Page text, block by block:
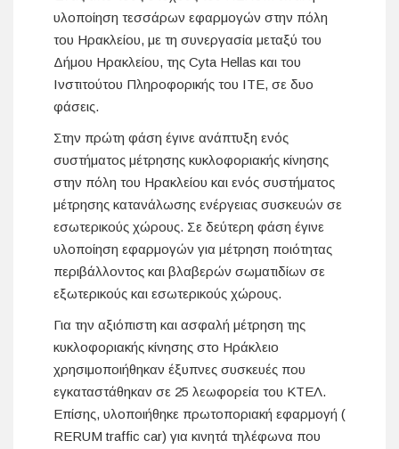
υλοποίηση τεσσάρων εφαρμογών στην πόλη
του Ηρακλείου, με τη συνεργασία μεταξύ του
Δήμου Ηρακλείου, της Cyta Hellas και του
Ινστιτούτου Πληροφορικής του ΙΤΕ, σε δυο
φάσεις.
Στην πρώτη φάση έγινε ανάπτυξη ενός
συστήματος μέτρησης κυκλοφοριακής κίνησης
στην πόλη του Ηρακλείου και ενός συστήματος
μέτρησης κατανάλωσης ενέργειας συσκευών σε
εσωτερικούς χώρους. Σε δεύτερη φάση έγινε
υλοποίηση εφαρμογών για μέτρηση ποιότητας
περιβάλλοντος και βλαβερών σωματιδίων σε
εξωτερικούς και εσωτερικούς χώρους.
Για την αξιόπιστη και ασφαλή μέτρηση της
κυκλοφοριακής κίνησης στο Ηράκλειο
χρησιμοποιήθηκαν έξυπνες συσκευές που
εγκαταστάθηκαν σε 25 λεωφορεία του ΚΤΕΛ.
Επίσης, υλοποιήθηκε πρωτοποριακή εφαρμογή (
RERUM traffic car) για κινητά τηλέφωνα που